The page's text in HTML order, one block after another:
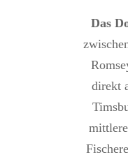
Das
direkt